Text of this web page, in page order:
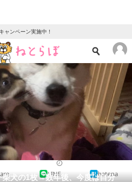
ャンペーン実施中！
ニュース
クイズ
地域
教育・育児
リサーチ
柴犬の1枚→数年後、今度は自分
LINE hatena